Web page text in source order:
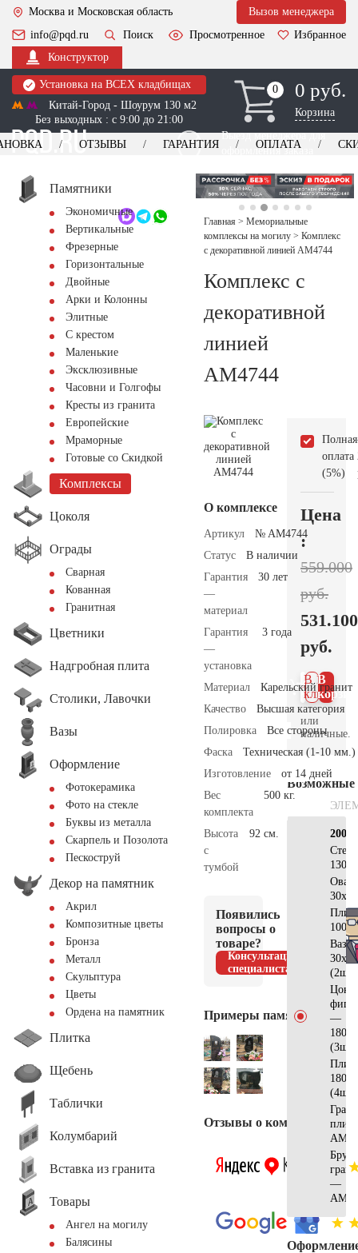
Москва и Московская область
Вызов менеджера
info@pqd.ru
Поиск Просмотренное
Избранное
Конструктор
Установка на ВСЕХ кладбищах
Китай-Город - Шоурум 130 м2
Без выходных : с 9:00 до 21:00
0
0 0 руб.
Корзина
Выезд менеджера для
оформления заказа
+7 (495) 518-44-23
Обратный звонок
ОТЗЫВЫ ГАРАНТИЯ ОПЛАТА
Памятники
Экономичные
Вертикальные
Фрезерные
Горизонтальные
Двойные
Арки и Колонны
Элитные
С крестом
Маленькие
Эксклюзивные
Часовни и Голгофы
Кресты из гранита
Европейские
Мраморные
Готовые со Скидкой
Комплексы
Цоколя
Ограды
Сварная
Кованная
Гранитная
Цветники
Надгробная плита
Столики, Лавочки
Вазы
Оформление
Фотокерамика
Фото на стекле
Буквы из металла
Скарпель и Позолота
Пескоструй
Декор на памятник
Акрил
Композитные цветы
Бронза
Металл
Скульптура
Цветы
Ордена на памятник
Плитка
Щебень
Таблички
Колумбарий
Вставка из гранита
Товары
Ангел на могилу
Балясины
Главная > Мемориальные
комплексы на могилу > Комплекс
с декоративной линией AM4744
Комплекс с
декоративной
линией
AM4744
О комплексе
Артикул
№ AM4744
Статус
В наличии
Гарантия
—
материал
30 лет
Гарантия
—
установка
3 года
Материал
Карельский гранит
Качество
Высшая категория
Полировка
Все стороны
Фаска
Техническая (1-10 мм.)
Изготовление
от 14 дней
Вес
комплекта
500 кг.
Высота
с
тумбой
92 см.
Появились
вопросы о
товаре?
Консультация
специалиста
Примеры памятников
Отзывы о компании
Полная
оплата
(5%)
Цена
:
559.000
руб.
531.100
руб.
В
В 1
клик
или
наличные.
Возможные
(2шт)
—
(3шт)
(4шт)
—